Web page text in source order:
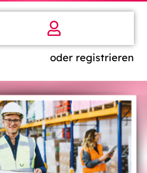
oder registrieren